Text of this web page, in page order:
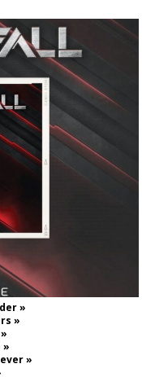
»
»
»
»